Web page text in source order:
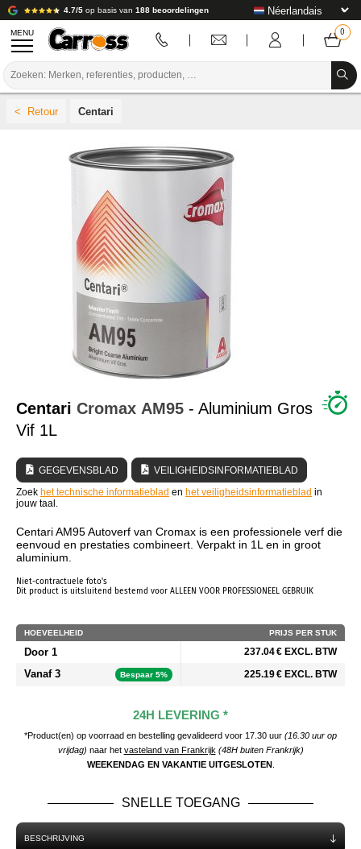
4.7/5 op basis van 188 beoordelingen
MENU
VOORBEREIDING / VERVEN / AFWERKING
VERBRUIKSARTIKELEN VOOR CARROSSERIE
GEREEDSCHAP VOOR CARROSSERIE
UITRUSTING VOOR CARROSSERIE
LABORATORIUMINSTALLATIE
HANDLEIDING & ADVIES
Centari
Centari Cromax AM95 - Aluminium Gros
Vif 1L
GEGEVENSBLAD
VEILIGHEIDSINFORMATIEBLAD
Zoek het technische informatieblad en het veiligheidsinformatieblad in
jouw taal.
Centari AM95 Autoverf van Cromax is een professionele verf die
eenvoud en prestaties combineert. Verpakt in 1L en in groot
aluminium.
Niet-contractuele foto's
Dit product is uitsluitend bestemd voor ALLEEN VOOR PROFESSIONEEL GEBRUIK
HOEVEELHEID PRIJS PER STUK
Door 1 237.04 € EXCL. BTW
Vanaf 3 Bespaar 5% 225.19 € EXCL. BTW
24H LEVERING *
*Product(en) op voorraad en bestelling gevalideerd voor 17.30 uur (16.30 uur op
vrijdag) naar het vasteland van Frankrijk (48H buiten Frankrijk)
WEEKENDAG EN VAKANTIE UITGESLOTEN.
SNELLE TOEGANG
BESCHRIJVING